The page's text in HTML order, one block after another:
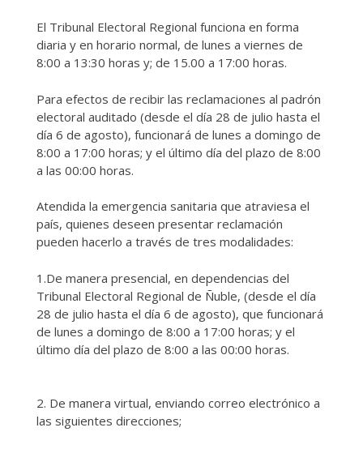
El Tribunal Electoral Regional funciona en forma
diaria y en horario normal, de lunes a viernes de
8:00 a 13:30 horas y; de 15.00 a 17:00 horas.
Para efectos de recibir las reclamaciones al padrón
electoral auditado (desde el día 28 de julio hasta el
día 6 de agosto), funcionará de lunes a domingo de
8:00 a 17:00 horas; y el último día del plazo de 8:00
a las 00:00 horas.
Atendida la emergencia sanitaria que atraviesa el
país, quienes deseen presentar reclamación
pueden hacerlo a través de tres modalidades:
1.De manera presencial, en dependencias del
Tribunal Electoral Regional de Ñuble, (desde el día
28 de julio hasta el día 6 de agosto), que funcionará
de lunes a domingo de 8:00 a 17:00 horas; y el
último día del plazo de 8:00 a las 00:00 horas.
2. De manera virtual, enviando correo electrónico a
las siguientes direcciones;